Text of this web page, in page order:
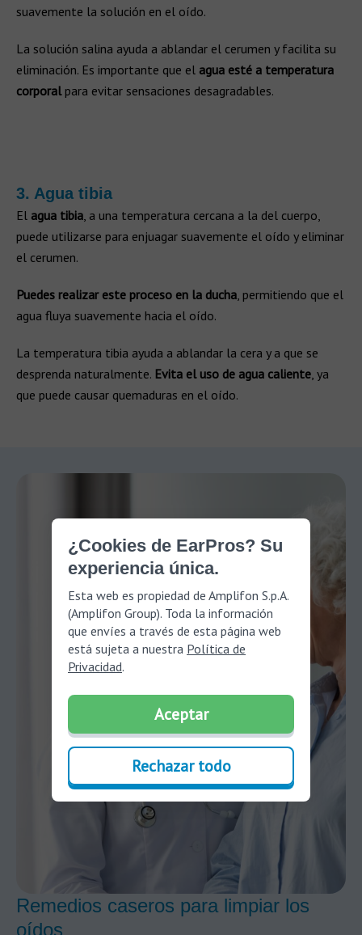
suavemente la solución en el oído.
La solución salina ayuda a ablandar el cerumen y facilita su
eliminación. Es importante que el agua esté a temperatura
corporal para evitar sensaciones desagradables.
3. Agua tibia
El agua tibia, a una temperatura cercana a la del cuerpo,
puede utilizarse para enjuagar suavemente el oído y eliminar
el cerumen.
Puedes realizar este proceso en la ducha, permitiendo que el
agua fluya suavemente hacia el oído.
La temperatura tibia ayuda a ablandar la cera y a que se
desprenda naturalmente. Evita el uso de agua caliente, ya
que puede causar quemaduras en el oído.
Remedios caseros para limpiar los
oídos
¿Cookies de EarPros? Su
experiencia única.
Esta web es propiedad de Amplifon S.p.A.
(Amplifon Group). Toda la información
que envíes a través de esta página web
está sujeta a nuestra Política de
Privacidad.
Aceptar
Rechazar todo